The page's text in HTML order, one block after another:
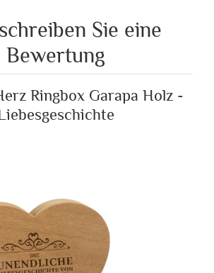
Sie eine
Bewertung
Ringbox Garapa Holz -